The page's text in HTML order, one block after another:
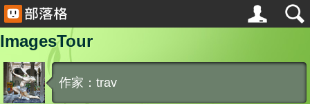
ImagesTour
作家：trav